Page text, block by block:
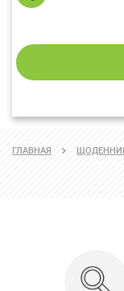
ГЛАВНАЯ